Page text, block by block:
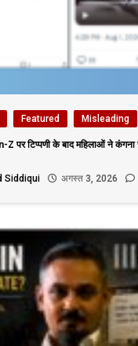
Featured Misleading
पर टिप्पणी के बाद महिलाओं ने कंगना
Siddiqui
अगस्त 3, 2026